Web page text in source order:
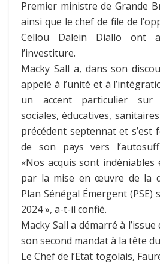
Premier ministre de Grande
ainsi que le chef de file de
Cellou Dalein Diallo ont
l’investiture.
Macky Sall a, dans son
appelé à l’unité et à
un accent particulier sur
sociales, éducatives,
précédent septennat et s’est
de son pays vers
«Nos acquis sont
par la mise en œuvre de la
Plan Sénégal Émergent
2024 », a-t-il confié.
Macky Sall a démarré à
son second mandat à la tête
Le Chef de l’Etat togolais,